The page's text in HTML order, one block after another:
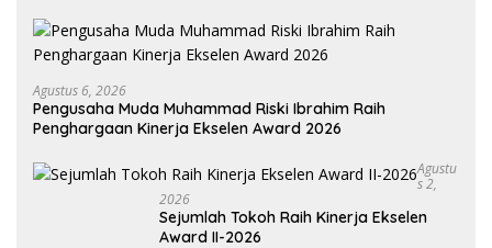
Agustus 6, 2026
Pengusaha Muda Muhammad Riski Ibrahim Raih
Penghargaan Kinerja Ekselen Award 2026
Agustu
S 2,
2026
Sejumlah Tokoh Raih Kinerja Ekselen
Award II-2026